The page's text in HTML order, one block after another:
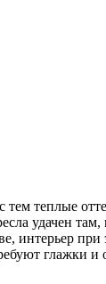
теплые
удачен
интерьер при
глажки